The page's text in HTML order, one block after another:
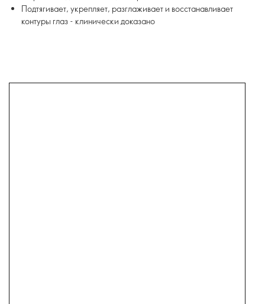
Подтягивает, укрепляет, разглаживает и восстанавливает
контуры глаз - клинически доказано